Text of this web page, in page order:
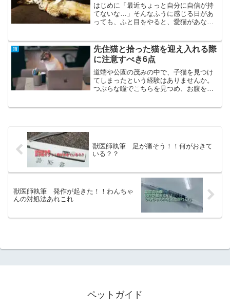
はじめに「最近ちょっと自分に自信が持
てないな…」そんなふうに感じる日があ
っても、ふと目をやると、愛猫があなた
は、猫と暮らすことは“心の安定”や“自己
肯定感の向上”につなが...
猫
先住猫と拾った猫を迎え入れる際
に注意すべき6点
道端や公園の茂みの中で、子猫を見つけ
てしまったという経験はありませんか。
つぶらな瞳でこちらを見つめ、お腹を空
獣医師執筆 足が痛そう！！何がおきて
いる？？
獣医師執筆 発作が起きた！！わんちゃ
んの対処法あれこれ
ペットガイド